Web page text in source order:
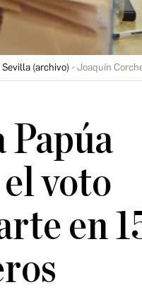
(archivo) Joaquín
Papúa
voto
en